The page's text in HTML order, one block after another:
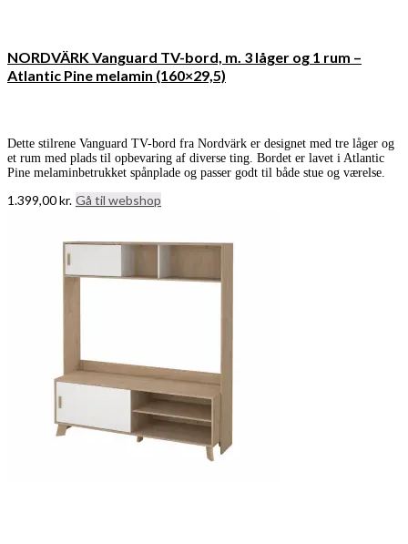
NORDVÄRK Vanguard TV-bord, m. 3 låger og 1 rum –
Atlantic Pine melamin (160×29,5)
Dette stilrene Vanguard TV-bord fra Nordvärk er designet med tre låger og
et rum med plads til opbevaring af diverse ting. Bordet er lavet i Atlantic
Pine melaminbetrukket spånplade og passer godt til både stue og værelse.
1.399,00kr. Gå til webshop